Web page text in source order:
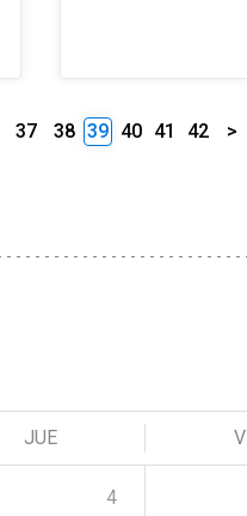
37 38 39 40 41 42 >
JUE
4